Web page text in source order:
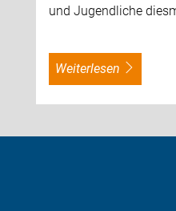
und Jugendliche
weiterlesen